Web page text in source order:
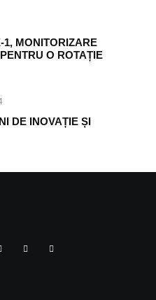
MONITORIZARE
O ROTAȚIE
DE INOVAȚIE ȘI